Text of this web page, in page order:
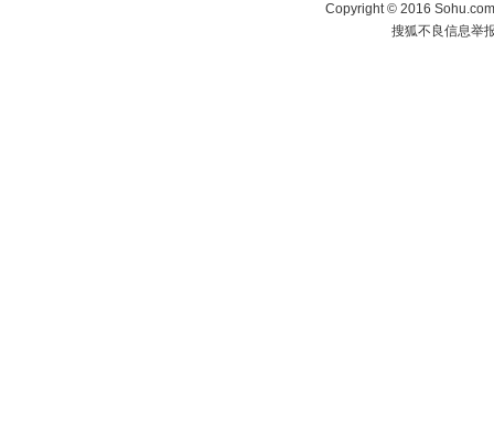
Copyright©2016
搜狐不良信息举